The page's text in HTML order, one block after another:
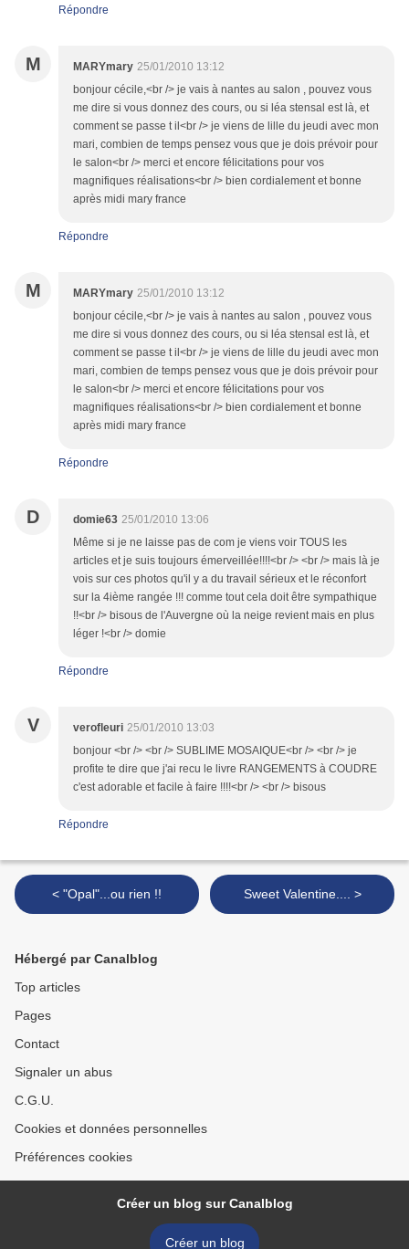
Répondre
M MARYmary 25/01/2010 13:12
bonjour cécile,<br /> je vais à nantes au salon , pouvez vous
me dire si vous donnez des cours, ou si léa stensal est là, et
comment se passe t il<br /> je viens de lille du jeudi avec mon
mari, combien de temps pensez vous que je dois prévoir pour
le salon<br /> merci et encore félicitations pour vos
magnifiques réalisations<br /> bien cordialement et bonne
après midi mary france
Répondre
M MARYmary 25/01/2010 13:12
bonjour cécile,<br /> je vais à nantes au salon , pouvez vous
me dire si vous donnez des cours, ou si léa stensal est là, et
comment se passe t il<br /> je viens de lille du jeudi avec mon
mari, combien de temps pensez vous que je dois prévoir pour
le salon<br /> merci et encore félicitations pour vos
magnifiques réalisations<br /> bien cordialement et bonne
après midi mary france
Répondre
D domie63 25/01/2010 13:06
Même si je ne laisse pas de com je viens voir TOUS les
articles et je suis toujours émerveillée!!!!<br /> <br /> mais là je
vois sur ces photos qu'il y a du travail sérieux et le réconfort
sur la 4ième rangée !!! comme tout cela doit être sympathique
!!<br /> bisous de l'Auvergne où la neige revient mais en plus
léger !<br /> domie
Répondre
V verofleuri 25/01/2010 13:03
bonjour <br /> <br /> SUBLIME MOSAIQUE<br /> <br /> je
profite te dire que j'ai recu le livre RANGEMENTS à COUDRE
c'est adorable et facile à faire !!!!<br /> <br /> bisous
Répondre
< "Opal"...ou rien !! Sweet Valentine.... >
Hébergé par Canalblog
Top articles
Pages
Contact
Signaler un abus
C.G.U.
Cookies et données personnelles
Préférences cookies
Créer un blog sur Canalblog
Créer un blog